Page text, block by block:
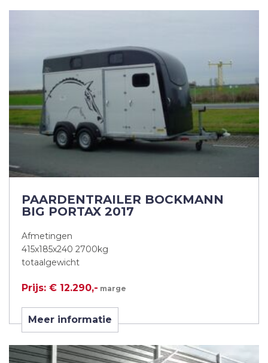
PAARDENTRAILER BOCKMANN
BIG PORTAX 2017
Afmetingen
415x185x240 2700kg
totaalgewicht
Prijs: € 12.290,- marge
Meer informatie